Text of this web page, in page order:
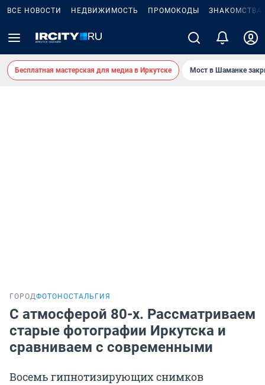
ВСЕ НОВОСТИ НЕДВИЖИМОСТЬ ПРОМОКОДЫ ЗНАКОМСТВА
Бесплатная мастерская для медиа в Иркутске Мост в Шаманке
ГОРОДФОТОНОСТАЛЬГИЯ
С атмосферой 80-х. Рассматриваем
старые фотографии Иркутска и
сравниваем с современными
Восемь гипнотизирующих снимков